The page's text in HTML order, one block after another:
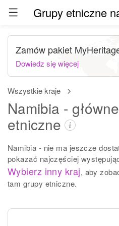
Grupy etniczne
Wszystkie kraje
Namibia -
etniczne
Namibia - nie ma jeszcze
pokazać najczęściej
Wybierz inny kraj, aby
tam grupy etniczne.
Zamów pakiet
Dowiedz się więcej